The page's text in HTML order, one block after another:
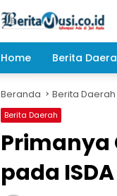
Home Berita
Beranda Berita Daerah
Berita Daerah
Primanya
pada